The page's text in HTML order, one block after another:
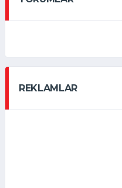
REKLAMLAR